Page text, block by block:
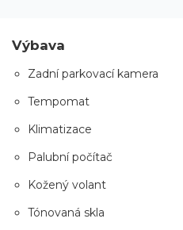
Výbava
Zadní parkovací kamera
Tempomat
Klimatizace
Palubní počítač
Kožený volant
Tónovaná skla